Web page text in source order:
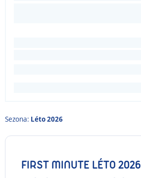
Sezona: Léto 2026
FIRST MINUTE LÉTO 2026